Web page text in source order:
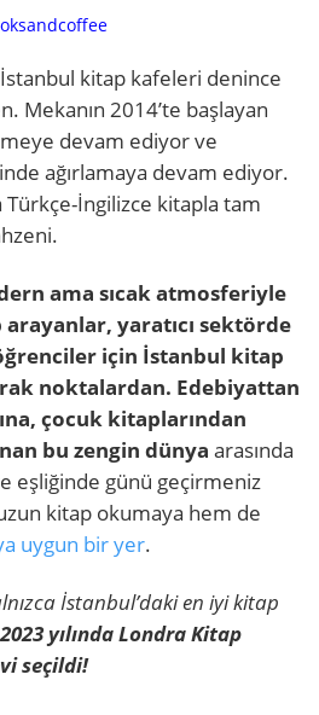
kitap kafeleri denince
Mekanın 2014’te başlayan
devam ediyor ve
ağırlamaya devam ediyor.
Türkçe-İngilizce kitapla tam
ama sıcak atmosferiyle
yaratıcı sektörde
için İstanbul kitap
noktalardan. Edebiyattan
çocuk kitaplarından
bu zengin dünya arasında
eşliğinde günü geçirmeniz
kitap okumaya hem de
uygun bir yer.
İstanbul’daki en iyi kitap
2023 yılında Londra Kitap
seçildi!